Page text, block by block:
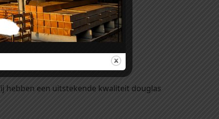
hebben een uitstekende kwaliteit douglas